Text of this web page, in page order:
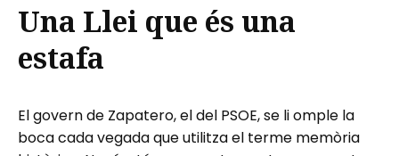
Una Llei que és una
estafa
El govern de Zapatero, el del PSOE, se li omple la
boca cada vegada que utilitza el terme memòria